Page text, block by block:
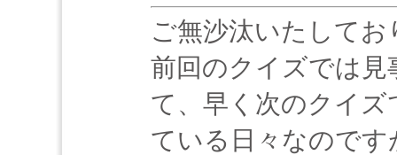
ご無沙汰いたしてお
前回のクイズでは
て、早く次のクイ
ている日々なのです